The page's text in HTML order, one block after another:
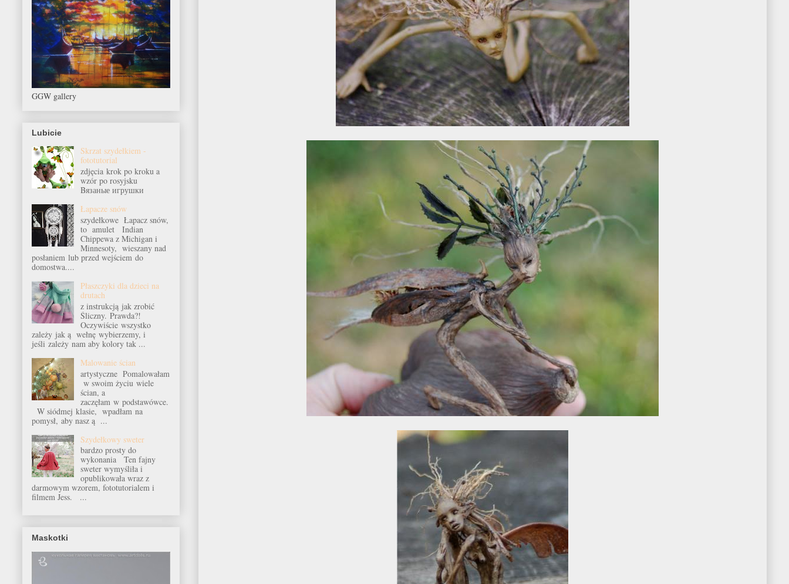
GGW gallery
Lubicie
Skrzat szydełkiem -
fototutorial
zdjęcia krok po kroku a
wzór po rosyjsku
Bязаные игрушки
Łapacze snów
szydełkowe Łapacz snów,
to amulet Indian
Chippewa z Michigan i
Minnesoty, wieszany nad
posłaniem lub przed wejściem do
domostwa....
Płaszczyki dla dzieci na
drutach
z instrukcją jak zrobić
Śliczny. Prawda?!
Oczywiście wszystko
zależy jak ą wełnę wybierzemy, i
jeśli zależy nam aby kolory tak ...
Malowanie ścian
artystyczne Pomalowałam
w swoim życiu wiele
ścian, a
zaczęłam w podstawówce.
W siódmej klasie, wpadłam na
pomysł, aby nasz ą ...
Szydełkowy sweter
bardzo prosty do
wykonania Ten fajny
sweter wymyśliła i
opublikowała wraz z
darmowym wzorem, fototutorialem i
filmem Jess. ...
Maskotki